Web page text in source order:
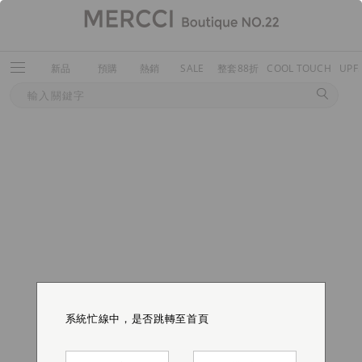
新品 預購 熱銷 SALE 整套88折 COOL TOUCH
系統忙線中，是否跳轉至首頁
系統忙線中，是否跳轉至首頁
系統忙線中，是否跳轉至首頁
系統忙線中，是否跳轉至首頁
系統忙線中，是否跳轉至首頁